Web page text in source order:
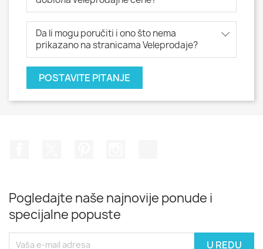
Da li mogu poručiti i ono što nema
prikazano na stranicama Veleprodaje?
POSTAVITE PITANJE
Pogledajte naše najnovije ponude i
specijalne popuste